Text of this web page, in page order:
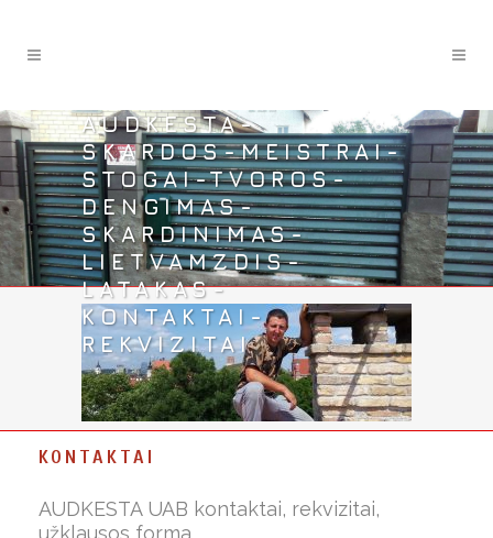
AUDKESTA-
SKARDOS-MEISTRAI-
STOGAI-TVOROS-
DENGIMAS-
SKARDINIMAS-
LIETVAMZDIS-
LATAKAS-
KONTAKTAI-
REKVIZITAI
KONTAKTAI
AUDKESTA UAB kontaktai, rekvizitai,
užklausos forma